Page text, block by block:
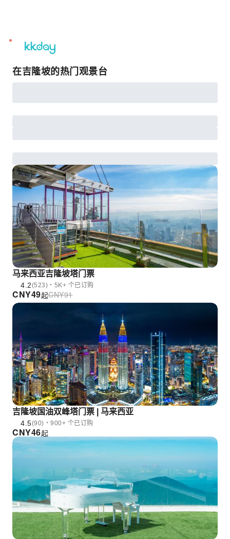
unread
notifications
在吉隆坡的热门观景台
马来西亚吉隆坡塔门票
4.2(523)・5K+ 个已订购
CNY49起CNY91
吉隆坡国油双峰塔门票 | 马来西亚
4.5(90)・900+ 个已订购
CNY46起